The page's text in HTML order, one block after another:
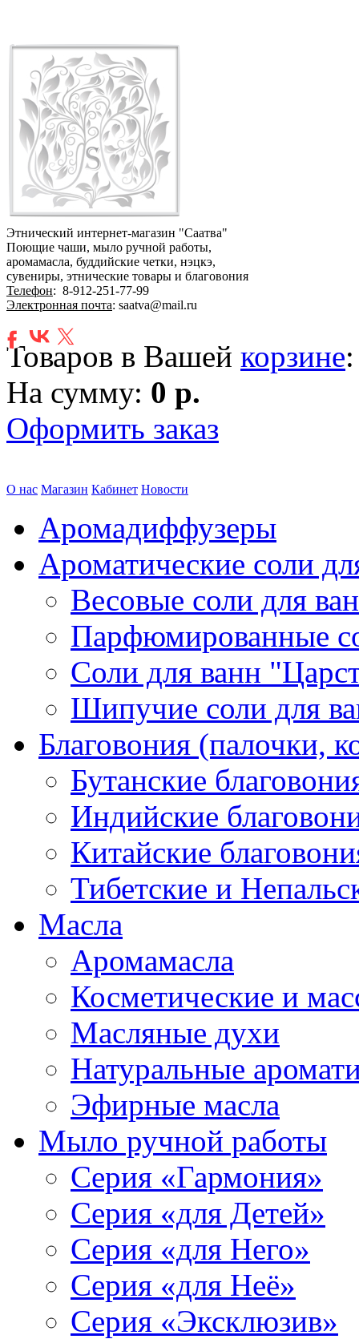
Этнический интернет-магазин "Саатва"
Поющие чаши, мыло ручной работы,
аромамасла, буддийские четки, нэцкэ,
сувениры, этнические товары и благовония
Телефон: 8-912-251-77-99
Электронная почта: saatva@mail.ru
Товаров в Вашей корзине
На сумму: 0 р.
Оформить заказ
О нас Магазин Кабинет Новости
Аромадиффузеры
Ароматические соли
Весовые соли для
Парфюмированные
Соли для ванн
Шипучие соли для
Благовония (палочки,
Бутанские
Индийские
Китайские
Тибетские и
Масла
Аромамасла
Косметические и
Масляные духи
Натуральные
Эфирные масла
Мыло ручной работы
Серия «Гармония»
Серия «для Детей»
Серия «для Него»
Серия «для Неё»
Серия «Эксклюзив»